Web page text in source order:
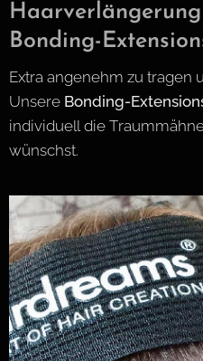
Bonding-
Extra angenehm zu tragen
Unsere Bonding-
individuell die
wünschst.